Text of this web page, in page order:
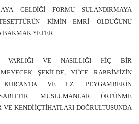
GELDİĞİ FORMU SULANDIRMAYA
KİMİN EMRİ OLDUĞUNU
BAKMAK YETER.
VARLIĞI VE NASILLIĞI HİÇ BİR
ŞEKİLDE, YÜCE RABBİMİZİN
VE HZ. PEYGAMBERİN
MÜSLÜMANLAR ÖRTÜNME
KENDİ İÇTİHATLARI DOĞRULTUSUNDA